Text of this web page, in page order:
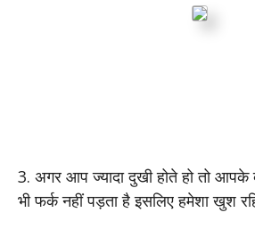
3. अगर आप ज्यादा दुखी होते हो तो आपके
भी फर्क नहीं पड़ता है इसलिए हमेशा खुश